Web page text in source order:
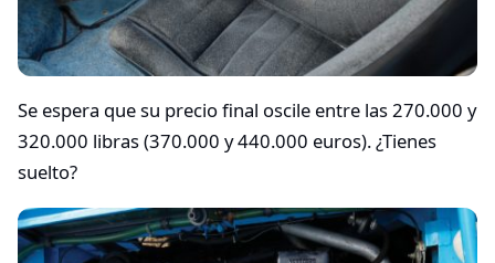
Se espera que su precio final oscile entre las 270.000 y
320.000 libras (370.000 y 440.000 euros). ¿Tienes
suelto?